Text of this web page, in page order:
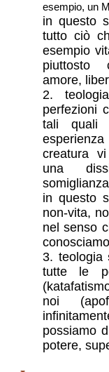
esempio, un
in questo
tutto ciò
esempio
piuttosto
amore,
perfezioni
tali quali
creatura
una
in questo
non-vita,
nel senso
teologia
tutte le
noi
possiamo
potere,